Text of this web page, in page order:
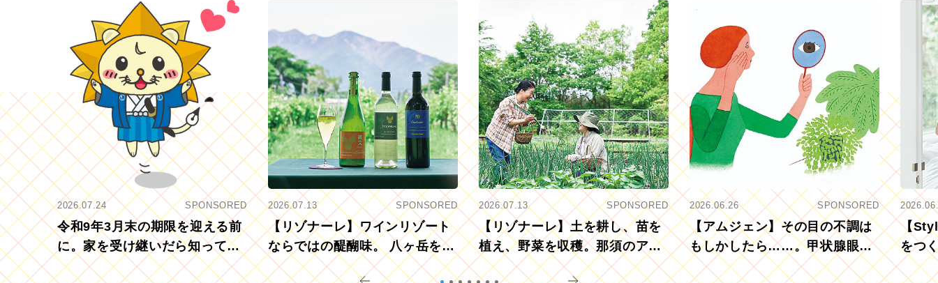
2026.07.24 SPONSORED
令和9年3月末の期限を迎える前
に。家を受け継いだら知ってお
きたい「相続登記の義務化」
2026.07.13 SPONSORED
【リゾナーレ】ワインリゾート
ならではの醍醐味。 八ヶ岳を望
むブドウ畑でアペロ
2026.07.13 SPONSORED
【リゾナーレ】土を耕し、苗を
植え、野菜を収穫。那須のアグ
リツーリズモを体験
2026.06.26 SPONSORED
【アムジェン】その目の不調は
もしかしたら……。甲状腺眼症
を知っていますか？
【
をつ